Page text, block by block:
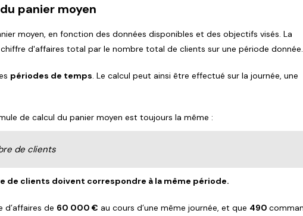
panier moyen
moyen, en fonction des données disponibles et des objectifs visés. La
d'affaires total par le nombre total de clients sur une période donnée.
périodes de temps . Le calcul peut ainsi être effectué sur la journée, une
de calcul du panier moyen est toujours la même :
de clients
de clients doivent correspondre à la même période.
d’affaires de 60 000 € au cours d’une même journée, et que 490